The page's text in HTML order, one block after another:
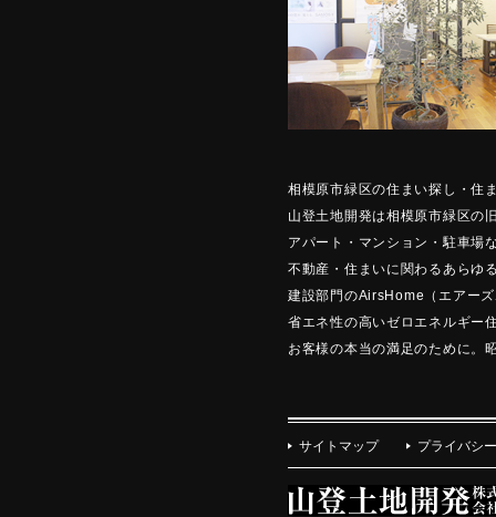
相模原市緑区の住まい探し・住
山登土地開発は相模原市緑区の
アパート・マンション・駐車場
不動産・住まいに関わるあらゆ
建設部門のAirsHome（エアー
省エネ性の高いゼロエネルギー
お客様の本当の満足のために。
サイトマップ プライバシ